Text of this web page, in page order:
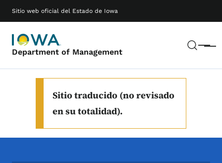
Sitio web oficial del Estado de Iowa
Department of Management Menú
Main navigation
Sitio traducido (no revisado
en su totalidad).